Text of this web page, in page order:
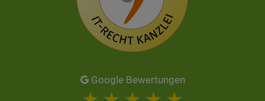
Google Bewertungen